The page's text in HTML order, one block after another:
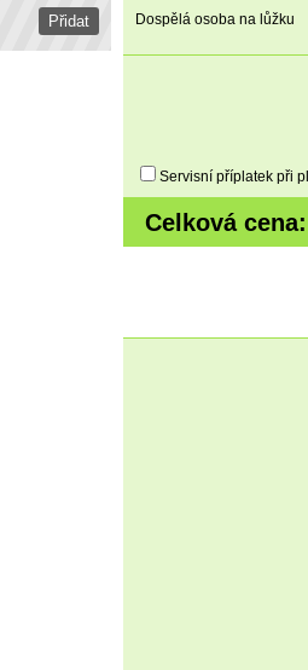
Dospělá osoba na lůžku
Servisní příplatek při
Celková cena: